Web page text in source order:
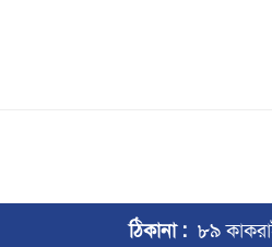
ঠিকানা : ৮৯